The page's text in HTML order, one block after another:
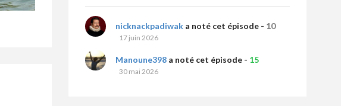
nicknackpadiwak a noté cet épisode - 10
17 juin 2026
Manoune398 a noté cet épisode - 15
30 mai 2026